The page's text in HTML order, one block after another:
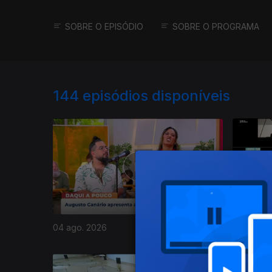
SOBRE O EPISÓDIO SOBRE O PROGRAMA
144 episódios disponíveis
04 ago. 2026